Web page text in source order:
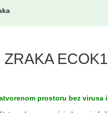
ZRAKA
prostoru bez virusa